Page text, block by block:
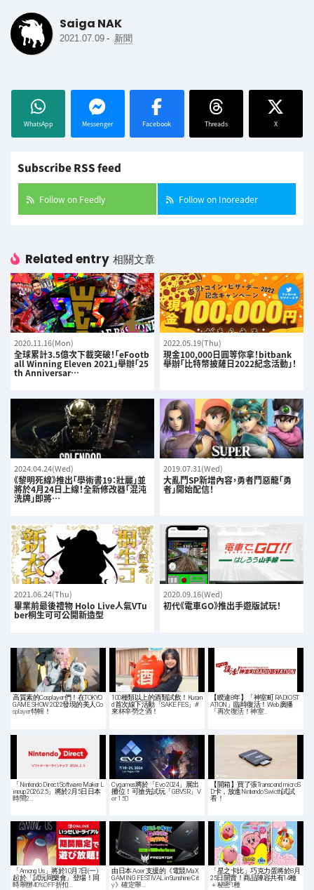
Saiga NAK
2021.07.09 - 新聞
WhatsApp Messenger Facebook Threads X
Subscribe RSS feed
Follow on Feedly Follow on Inoreader
Related entry 相關文章
2020.11.16(Mon)
全球累計3.5億次下載突破！「eFootb
all Winning Eleven 2021」舉辦「25
th Anniversar…
2022.05.19(Thu)
現金100,000日圓等你拿！bitbank
舉辦「比特幣披薩日2022紀念活動」！
2024.04.24(Wed)
《黎明死線》推出「學術書19：壯麗」並
將於4月24日上線！全新修改器「混沌
洗牌」即將…
2019.07.31(Wed)
大亂鬥SP新增內容，勇者鬥惡龍「勇
者」開始配信！
2021.06.24(Thu)
畢業前最後禮物 Holo Live人氣VTu
ber桐生可可公開新造型
2020.09.16(Wed)
初代《電車GO》推出手遊版試玩！
高質素的Cosplayer們！在TOKYO
GAME SHOW 2022發現的美人Co
splayer特輯！
100種類以上的酒類試飲！Kuran
d首次線下活動「SAKE FES」#
來杯辛勞之酒！
【睽違8年】「神室町 RADIO ST
ATION」臨時復活！Web 廣播
「再次復活！神室…
「Nintendo Direct Software Maker L
ineup 2026.2.5」將於2月5日日本
時間2…
Cygames將於「Evo 2024」展出
攤位！可搶先試玩「GBVSR」V
er 1.50
【開箱】買了張Transcend microS
D卡，放進Nintendo Swicth試試
看！
「Among Us」將於10月7日(一)
起於「試玩同樂會」登場！同
時舉辦40%OFF折扣…
由日本 Acer 支援的《電競MaX
GAMING FESTIVAL in Sunshine Cit
y》確定舉…
「星之卡比」巧克力蛋將於8月
25日開賣！商品陣容共有14種
＋秘密1種